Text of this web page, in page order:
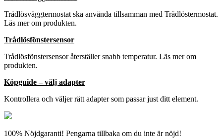
Trådlösväggtermostat ska använda tillsamman med Trådlöstermostat.
Läs mer om produkten.
Trådlösfönstersensor
Trådlösfönstersensor återställer snabb temperatur. Läs mer om
produkten.
Köpguide – välj adapter
Kontrollera och väljer rätt adapter som passar just ditt element.
100% Nöjdgaranti! Pengarna tillbaka om du inte är nöjd!